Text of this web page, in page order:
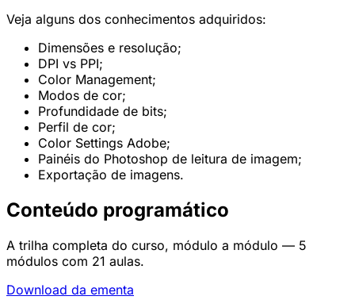
Veja alguns dos conhecimentos adquiridos:
Dimensões e resolução;
DPI vs PPI;
Color Management;
Modos de cor;
Profundidade de bits;
Perfil de cor;
Color Settings Adobe;
Painéis do Photoshop de leitura de imagem;
Exportação de imagens.
Conteúdo programático
A trilha completa do curso, módulo a módulo — 5
módulos com 21 aulas.
Download da ementa